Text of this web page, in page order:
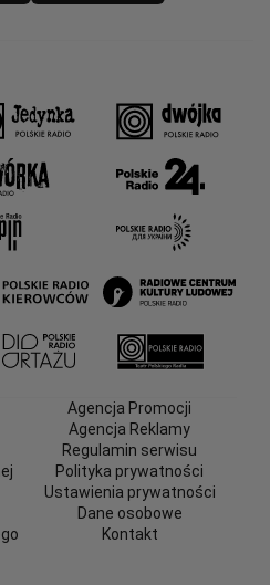
Agencja Promocji
Agencja Reklamy
Regulamin serwisu
Polityka prywatności
Ustawienia prywatności
Dane osobowe
Kontakt